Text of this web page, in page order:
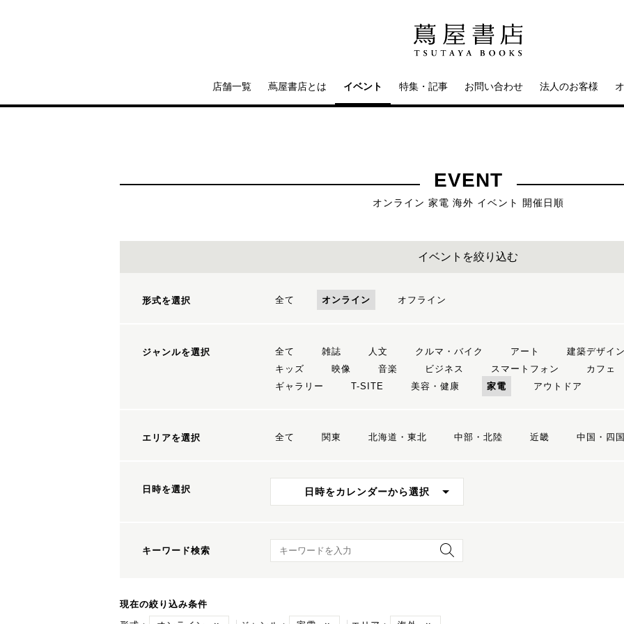
店舗一覧 蔦屋書店とは イベント 特集・記事 お問い合わせ 法人のお客様
EVENT
オンライン 家電 海外 イベント 開催日順
イベントを絞り込む
形式を選択 全て オンライン オフライン
ジャンルを選択 全て 雑誌 人文 クルマ・バイク アート 建築デザイン
キッズ
映像 音楽 ビジネス スマートフォン カフェ
ギャラリー
T-SITE 美容・健康 家電 アウトドア
エリアを選択 全て 関東 北海道・東北 中部・北陸 近畿 中国・四国
日時を選択 日時をカレンダーから選択
キーワード検索 キーワード検索
現在の絞り込み条件